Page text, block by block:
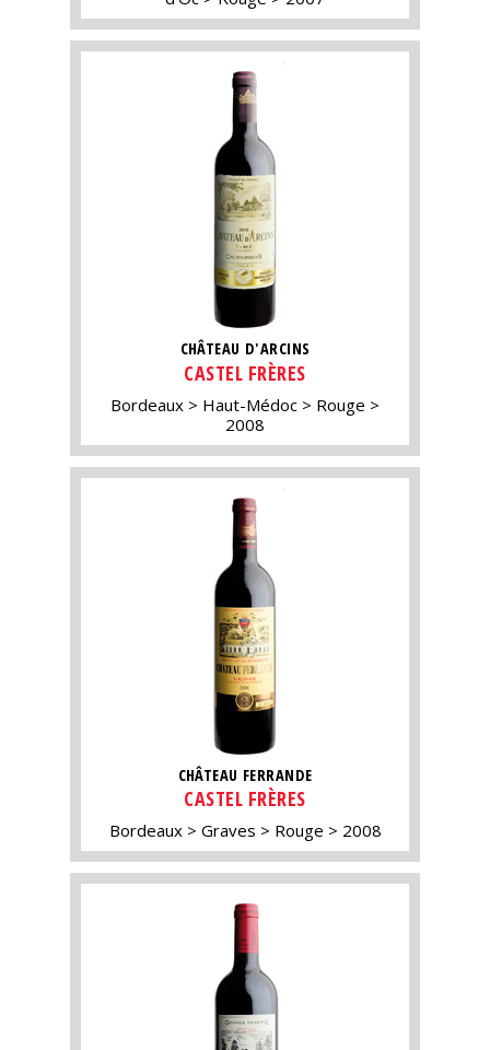
CHÂTEAU D'ARCINS
CASTEL FRÈRES
Bordeaux Haut-Médoc
Rouge
2008
CHÂTEAU FERRANDE
CASTEL FRÈRES
Bordeaux Graves Rouge 2008